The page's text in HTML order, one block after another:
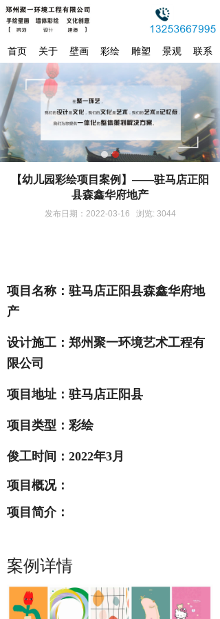
首页 关于 壁画 彩绘 雕塑 景观 联系
【幼儿园彩绘项目案例】——驻马店正阳
县森鑫华府地产
发布日期：2022-03-16 浏览: 3044
项目名称：驻马店正阳县森鑫华府地
产
设计施工：郑州聚一环境艺术工程有
限公司
项目地址： 驻马店正阳县
项目类型：彩绘
俊工时间：2022年3月
项目概况：
项目简介：
案例详情